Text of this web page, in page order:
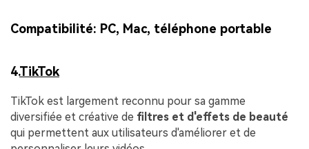
Compatibilité: PC, Mac, téléphone portable
4.TikTok
TikTok est largement reconnu pour sa gamme
diversifiée et créative de filtres et d'effets de beauté
qui permettent aux utilisateurs d'améliorer et de